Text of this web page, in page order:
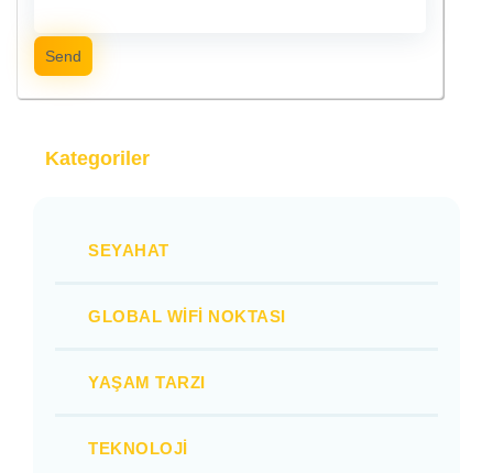
Send
Kategoriler
SEYAHAT
GLOBAL WIFI NOKTASI
YAŞAM TARZI
TEKNOLOJI